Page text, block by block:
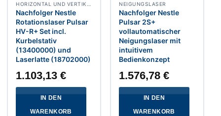
Nachfolger Nestle
Rotationslaser Pulsar
HV-R+ Set incl.
Kurbelstativ
(13400000) und
Laserlatte (18702000)
1.103,13€
IN DEN
WARENKORB
NEIGUNGSLASER
Nachfolger Nestle
Pulsar 2S+
vollautomatischer
Neigungslaser mit
intuitivem
Bedienkonzept
1.576,78€
IN DEN
WARENKORB